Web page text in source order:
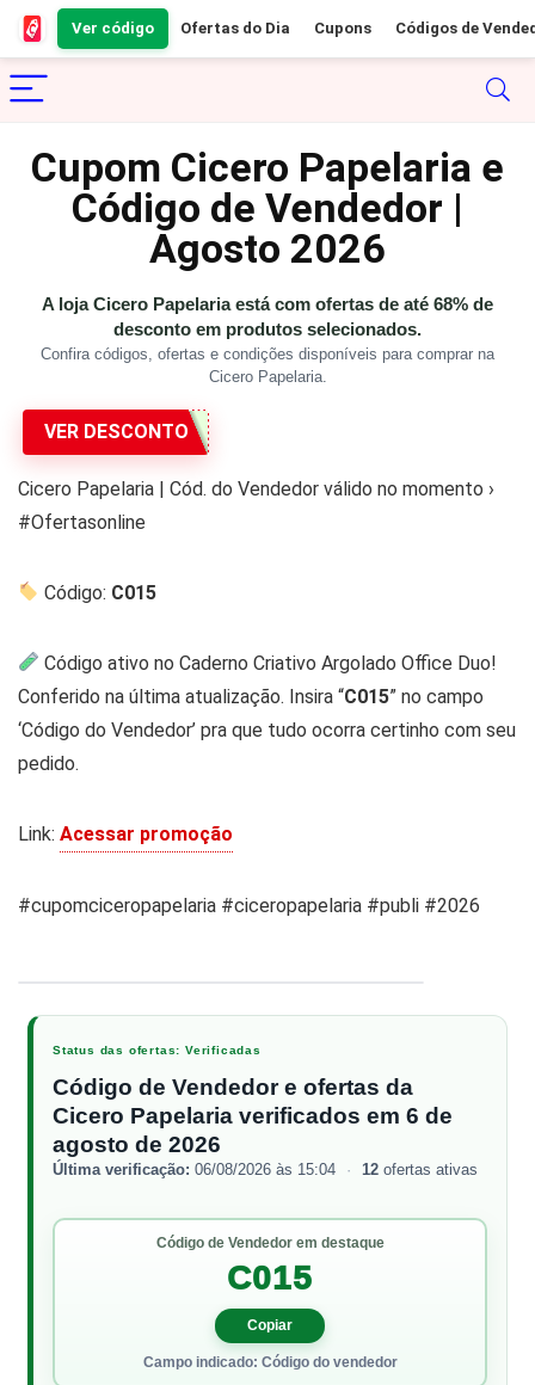
Ver código Ofertas do Dia Cupons Códigos de
Cupom Cicero Papelaria e
Código de Vendedor |
Agosto 2026
A loja Cicero Papelaria está com ofertas de até 68% de
desconto em produtos selecionados.
Confira códigos, ofertas e condições disponíveis para comprar na
Cicero Papelaria.
‹ ›
VER DESCONTO
Cicero Papelaria | Cód. do Vendedor válido no momento ›
#Ofertasonline
Código: C015
Código ativo no Caderno Criativo Argolado Office Duo!
Conferido na última atualização. Insira “C015” no campo
‘Código do Vendedor’ pra que tudo ocorra certinho com seu
pedido.
Link: Acessar promoção
#cupomciceropapelaria #ciceropapelaria #publi #2026
Status das ofertas: Verificadas
Código de Vendedor e ofertas da
Cicero Papelaria verificados em 6 de
agosto de 2026
Última verificação: 06/08/2026 às 15:04 · 12 ofertas ativas
Código de Vendedor em destaque
C015
Copiar
Campo indicado: Código do vendedor